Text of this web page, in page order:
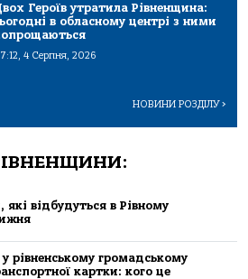
Героїв утратила Рівненщина:
в обласному центрі з ними
4 Серпня, 2026
НОВИНИ РОЗДІЛУ>
які відбудуться в Рівному
рівненському громадському
картки: кого це